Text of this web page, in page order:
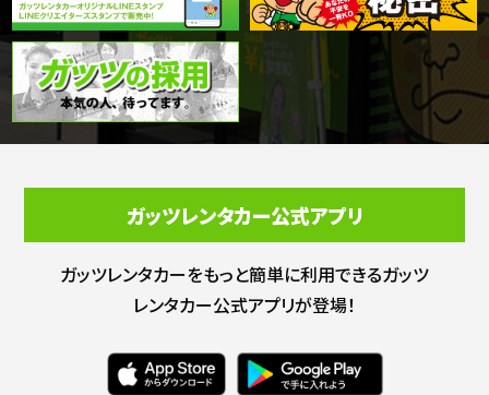
ガッツレンタカー公式アプリ
ガッツレンタカーをもっと簡単に利用できるガッツ
レンタカー公式アプリが登場！